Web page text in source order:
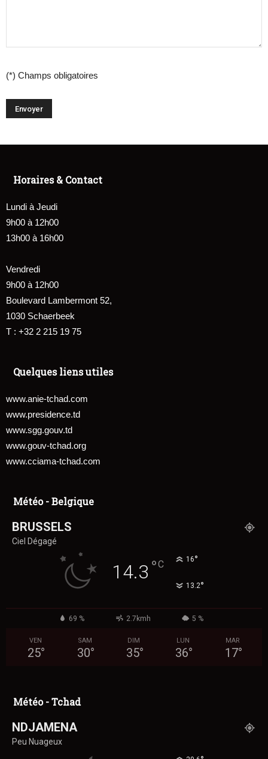
(*) Champs obligatoires
Horaires & Contact
Lundi à Jeudi
9h00 à 12h00
13h00 à 16h00
Vendredi
9h00 à 12h00
Boulevard Lambermont 52,
1030 Schaerbeek
T : +32 2 215 19 75
Quelques liens utiles
www.anie-tchad.com
www.presidence.td
www.sgg.gouv.td
www.gouv-tchad.org
www.cciama-tchad.com
Météo - Belgique
BRUSSELS
Ciel Dégagé
14.3 °C 16°
13.2°
69 % 2.7kmh 5 %
VEN
25°
SAM
30°
DIM
35°
LUN
36°
MAR
17°
Météo - Tchad
NDJAMENA
Peu Nuageux